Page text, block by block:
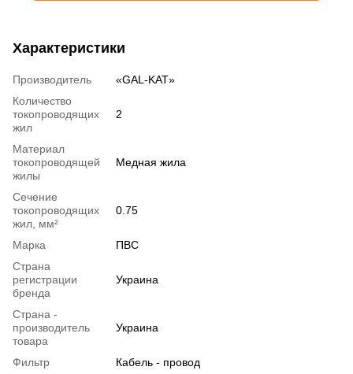
Характеристики
Производитель
«GAL-KAT»
Количество
токопроводящих
жил
2
Материал
токопроводящей
жилы
Медная жила
Сечение
токопроводящих
жил, мм²
0.75
Марка
ПВС
Страна
регистрации
бренда
Украина
Страна -
производитель
товара
Украина
Фильтр
Кабель - провод